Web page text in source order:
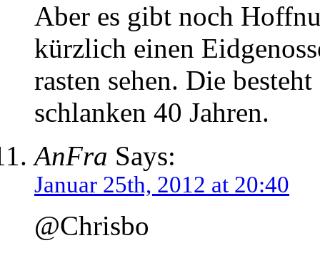
Aber es gibt noch
kürzlich einen
rasten sehen. Die
schlanken 40 Jahren.
AnFra Says:
Januar 25th, 2012 at 20:40
@Chrisbo